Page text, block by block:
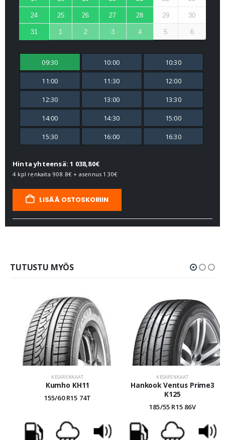
24 25 26 27 28 29 30
31 1 2 3 4 5 6
09:30 10:00 10:30
11:00 11:30 12:00
12:30 13:00 13:30
14:00 14:30 15:00
15:30 16:00 16:30
Hinta yhteensä: 1 038,80€
4 kpl renkaita 908.8€ + asennus 130€
LISÄÄ OSTOSKORIIN
TUTUSTU MYÖS
KESÄRENKAAT
Kumho KH11
155/60 R15 74T
KESÄRENKAAT
Hankook Ventus Prime3
K125
185/55 R15 86V